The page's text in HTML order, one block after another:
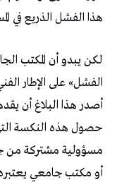
هذا الفشل الذريع في
لكن يبدو أن المكتب
الفشل» على الإطار
أصدر هذا البلاغ أن
حصول هذه النكسة
مسؤولية مشتركة من
أو مكتب جامعي